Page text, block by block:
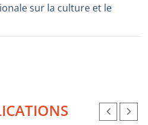
sur la culture et le